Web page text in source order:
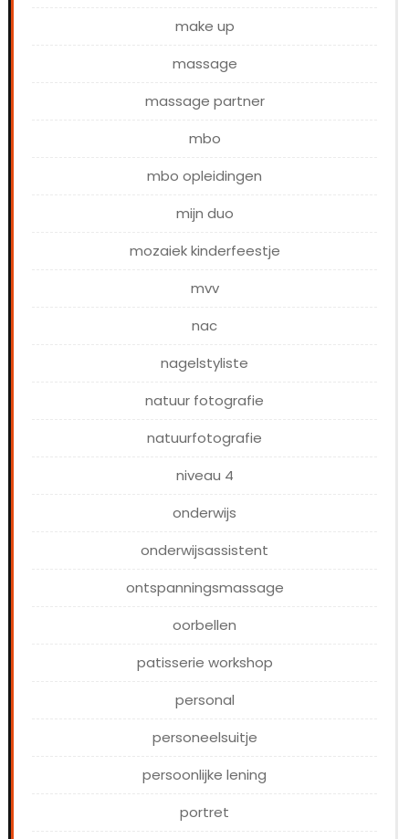
make up
massage
massage partner
mbo
mbo opleidingen
mijn duo
mozaiek kinderfeestje
mvv
nac
nagelstyliste
natuur fotografie
natuurfotografie
niveau 4
onderwijs
onderwijsassistent
ontspanningsmassage
oorbellen
patisserie workshop
personal
personeelsuitje
persoonlijke lening
portret